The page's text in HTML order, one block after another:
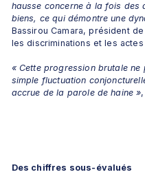
hausse concerne à la fois des
biens, ce qui démontre une
Bassirou Camara, président
les discriminations et les actes
« Cette progression brutale ne
simple fluctuation
accrue de la parole de haine »
Des chiffres sous-évalués